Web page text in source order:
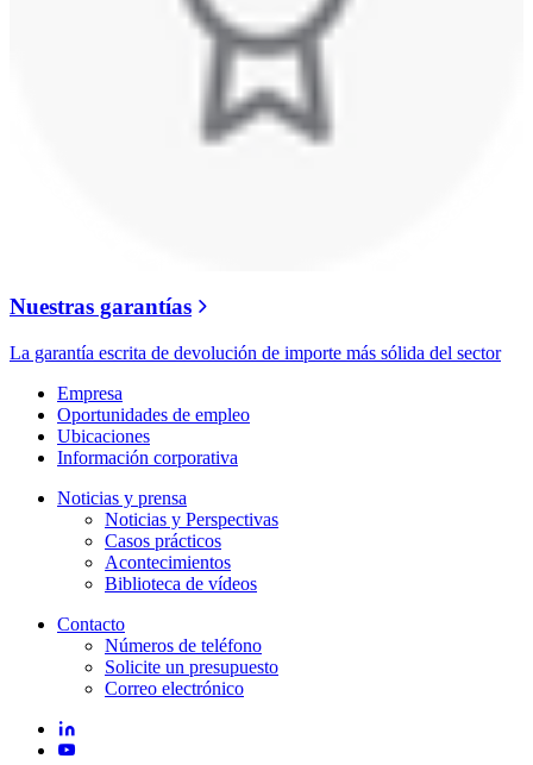
Nuestras garantías
La garantía escrita de devolución de importe más sólida del sector
Empresa
Oportunidades de empleo
Ubicaciones
Información corporativa
Noticias y prensa
Noticias y Perspectivas
Casos prácticos
Acontecimientos
Biblioteca de vídeos
Contacto
Números de teléfono
Solicite un presupuesto
Correo electrónico